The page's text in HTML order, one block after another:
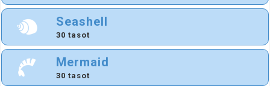
Seashell
30 tasot
Mermaid
30 tasot